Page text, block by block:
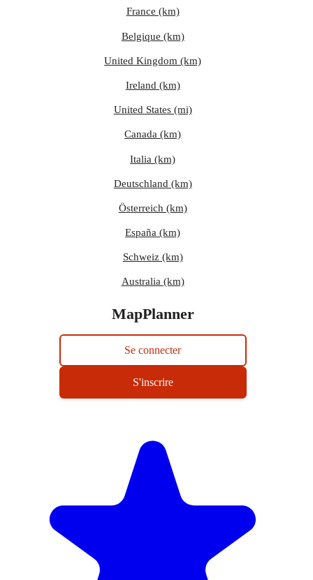
France (km)
Belgique (km)
United Kingdom (km)
Ireland (km)
United States (mi)
Canada (km)
Italia (km)
Deutschland (km)
Österreich (km)
España (km)
Schweiz (km)
Australia (km)
MapPlanner
Se connecter
S'inscrire